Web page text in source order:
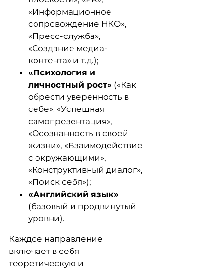
«Информационное
сопровождение НКО»,
«Пресс-служба»,
«Создание медиа-
контента» и т.д.);
«Психология и
личностный рост» («Как
обрести уверенность в
себе», «Успешная
самопрезентация»,
«Осознанность в своей
жизни», «Взаимодействие
с окружающими»,
«Конструктивный диалог»,
«Поиск себя»);
«Английский язык»
(базовый и продвинутый
уровни).
Каждое направление
включает в себя
теоретическую и